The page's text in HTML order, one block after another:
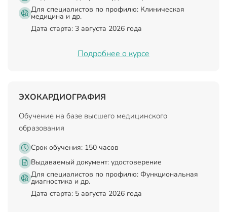
Для специалистов по профилю: Клиническая
медицина и др.
Дата старта: 3 августа 2026 года
Подробнее о курсе
ЭХОКАРДИОГРАФИЯ
Обучение на базе высшего медицинского
образования
Срок обучения: 150 часов
Выдаваемый документ: удостоверение
Для специалистов по профилю: Функциональная
диагностика и др.
Дата старта: 5 августа 2026 года